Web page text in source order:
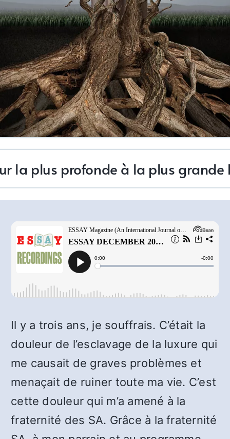
la plus profonde à la plus
Il y a trois ans, je souffrais. C’était la
douleur de l’esclavage de la luxure qui
me causait de graves problèmes et
menaçait de ruiner toute ma vie. C’est
cette douleur qui m’a amené à la
fraternité des SA. Grâce à la fraternité